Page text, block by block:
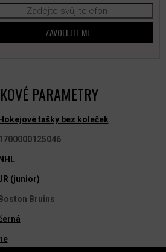
ZAVOLEJTE MI
PARAMETRY
Hokejové tašky bez koleček
1700000125046
NHL
(junior)
Boston Bruins